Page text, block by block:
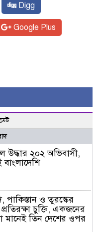
Digg
Google Plus
উদ্ধার ২০২ অভিবাসী,
পাকিস্তান ও তুরস্কের
চুক্তি, একজনের
মানেই তিন দেশের ওপর